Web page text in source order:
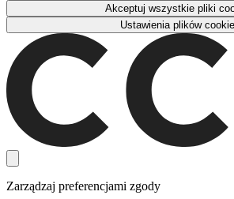
Akceptuj wszystkie pliki
Ustawienia plików cookie
Zarządzaj preferencjami zgody